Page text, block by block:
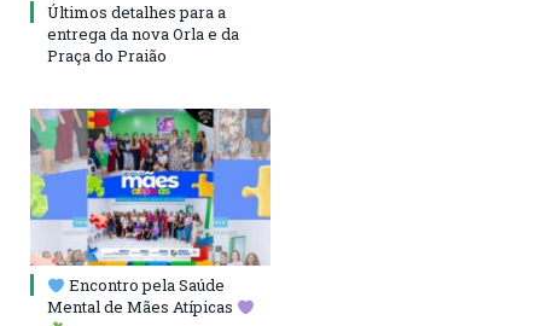
Últimos detalhes para a
entrega da nova Orla e da
Praça do Praião
Encontro pela Saúde
Mental de Mães Atípicas